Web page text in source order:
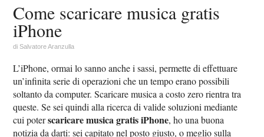
Come scaricare musica gratis
iPhone
diSalvatore Aranzulla
L’iPhone, ormai lo sanno anche i sassi, permette di effettuare
un’infinita serie di operazioni che un tempo erano possibili
soltanto da computer. Scaricare musica a costo zero rientra tra
queste. Se sei quindi alla ricerca di valide soluzioni mediante
cui poterscaricare musica gratis iPhone, ho una buona
notizia da darti: sei capitato nel posto giusto, o meglio sulla